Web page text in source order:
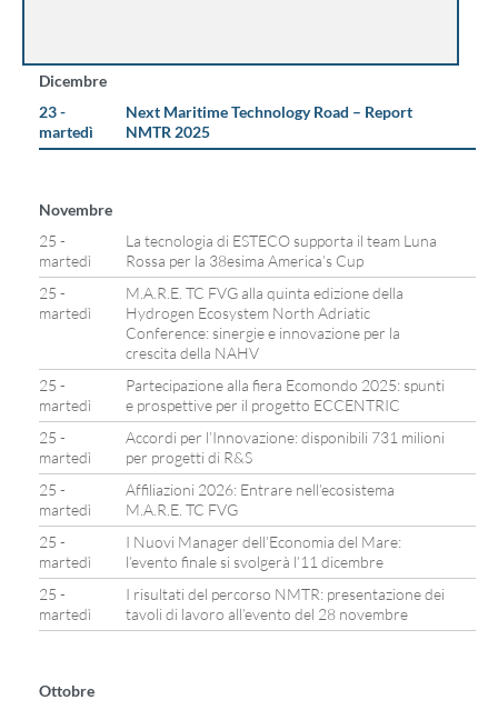
Dicembre
23 -
martedì
Next Maritime Technology Road – Report
NMTR 2025
Novembre
25 -
martedì
La tecnologia di ESTECO supporta il team Luna
Rossa per la 38esima America’s Cup
25 -
martedì
M.A.R.E. TC FVG alla quinta edizione della
Hydrogen Ecosystem North Adriatic
Conference: sinergie e innovazione per la
crescita della NAHV
25 -
martedì
Partecipazione alla fiera Ecomondo 2025: spunti
e prospettive per il progetto ECCENTRIC
25 -
martedì
Accordi per l’Innovazione: disponibili 731 milioni
per progetti di R&S
25 -
martedì
Affiliazioni 2026: Entrare nell’ecosistema
M.A.R.E. TC FVG
25 -
martedì
I Nuovi Manager dell’Economia del Mare:
l’evento finale si svolgerà l’11 dicembre
25 -
martedì
I risultati del percorso NMTR: presentazione dei
tavoli di lavoro all’evento del 28 novembre
Ottobre